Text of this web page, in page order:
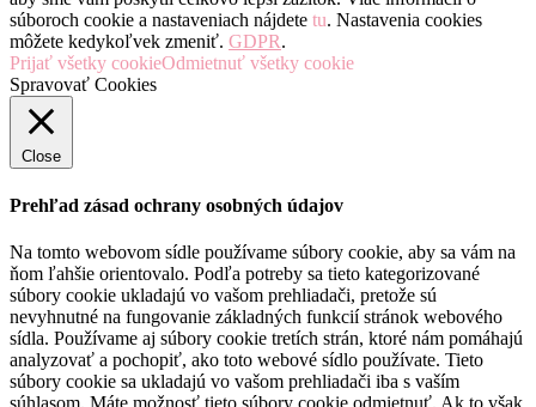
súboroch cookie a nastaveniach nájdete tu. Nastavenia cookies
môžete kedykoľvek zmeniť. GDPR.
Prijať všetky cookieOdmietnuť všetky cookie
Spravovať Cookies
Close
Prehľad zásad ochrany osobných údajov
Na tomto webovom sídle používame súbory cookie, aby sa vám na
ňom ľahšie orientovalo. Podľa potreby sa tieto kategorizované
súbory cookie ukladajú vo vašom prehliadači, pretože sú
nevyhnutné na fungovanie základných funkcií stránok webového
sídla. Používame aj súbory cookie tretích strán, ktoré nám pomáhajú
analyzovať a pochopiť, ako toto webové sídlo používate. Tieto
súbory cookie sa ukladajú vo vašom prehliadači iba s vaším
súhlasom. Máte možnosť tieto súbory cookie odmietnuť. Ak to však